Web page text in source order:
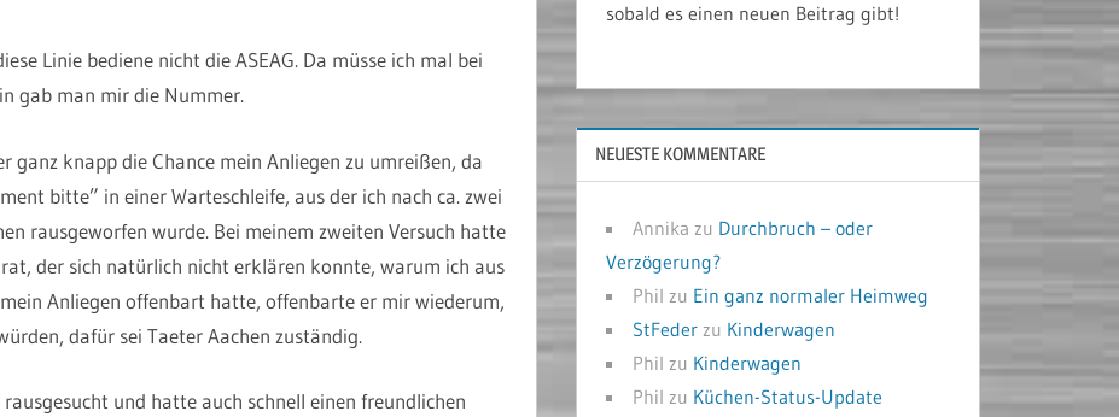
Linie bediene nicht die ASEAG. Da müsse ich mal bei
gab man mir die Nummer.
ganz knapp die Chance mein Anliegen zu umreißen, da
bitte” in einer Warteschleife, aus der ich nach ca. zwei
rausgeworfen wurde. Bei meinem zweiten Versuch hatte
der sich natürlich nicht erklären konnte, warum ich aus
Anliegen offenbart hatte, offenbarte er mir wiederum,
dafür sei Taeter Aachen zuständig.
und hatte auch schnell einen freundlichen
sobald es einen neuen Beitrag gibt!
NEUESTE KOMMENTARE
Annika zu Durchbruch – oder
Verzögerung?
Phil zu Ein ganz normaler Heimweg
StFeder zu Kinderwagen
Phil zu Kinderwagen
Phil zu Küchen-Status-Update